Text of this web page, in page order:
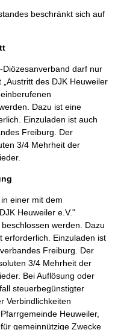
beschränkt sich auf
Diözesanverband darf nur
des DJK Heuweiler
Dazu ist eine
Einzuladen ist auch
Freiburg. Der
3/4 Mehrheit der
einer mit dem
Heuweiler e.V."
werden. Dazu
erforderlich. Einzuladen ist
Freiburg. Der
3/4 Mehrheit der
Bei Auflösung oder
steuerbegünstigter
Verbindlichkeiten
Heuweiler,
gemeinnützige Zwecke